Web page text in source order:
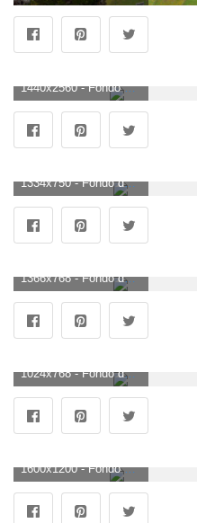
1440x2560 - Fondo de pantalla de 1440x2560. Imágen de lagos.
1334x750 - Fondo de pantalla de 1334x750. Imágen de lagos.
1366x768 - Fondo de pantalla de 1366x768. Wallpaper de lagos.
1024x768 - Fondo de pantalla de 1024x768. Wallpaper para escritorio de lagos.
1600x1200 - Fondo de pantalla de 1600x1200. Fondo de pantalla de lagos.